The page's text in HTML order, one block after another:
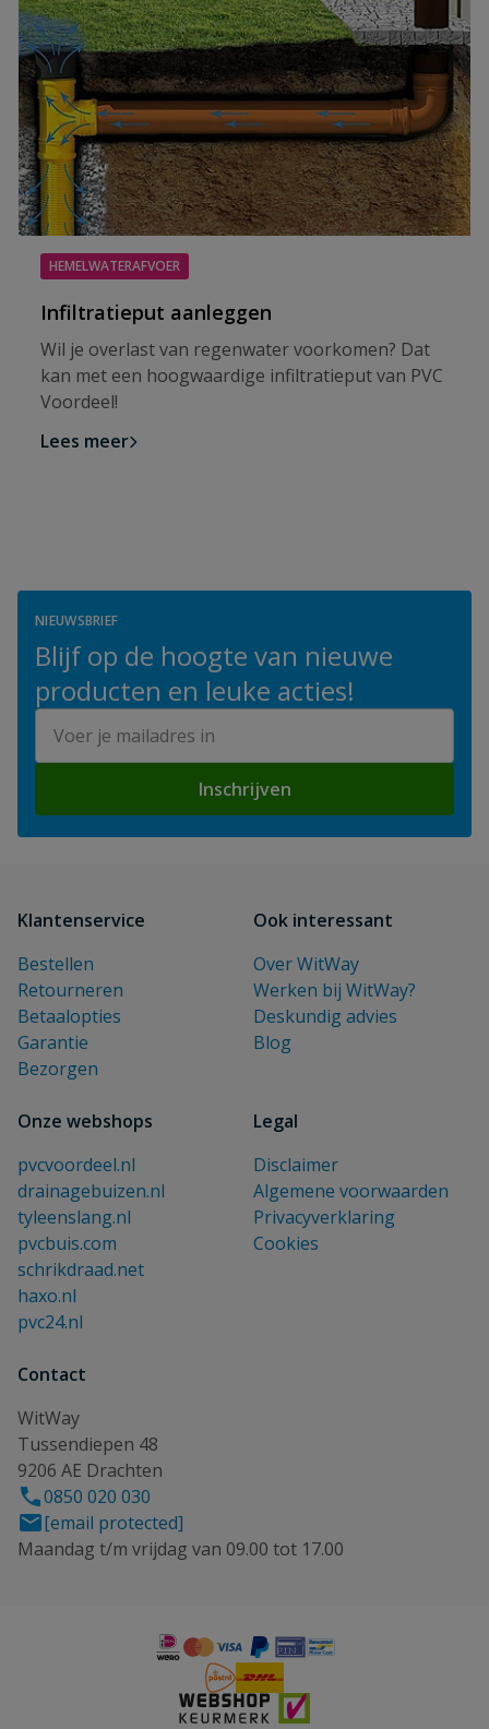
HEMELWATERAFVOER
Infiltratieput aanleggen
Wil je overlast van regenwater voorkomen? Dat
kan met een hoogwaardige infiltratieput van PVC
Voordeel!
Lees meer
NIEUWSBRIEF
Blijf op de hoogte van nieuwe
producten en leuke acties!
E-mailadres
Inschrijven
Klantenservice
Bestellen
Retourneren
Betaalopties
Garantie
Bezorgen
Ook interessant
Over WitWay
Werken bij WitWay?
Deskundig advies
Blog
Onze webshops
pvcvoordeel.nl
drainagebuizen.nl
tyleenslang.nl
pvcbuis.com
schrikdraad.net
haxo.nl
pvc24.nl
Legal
Disclaimer
Algemene voorwaarden
Privacyverklaring
Cookies
Contact
WitWay
Tussendiepen 48
9206 AE Drachten
0850 020 030
[email protected]
Maandag t/m vrijdag van 09.00 tot 17.00